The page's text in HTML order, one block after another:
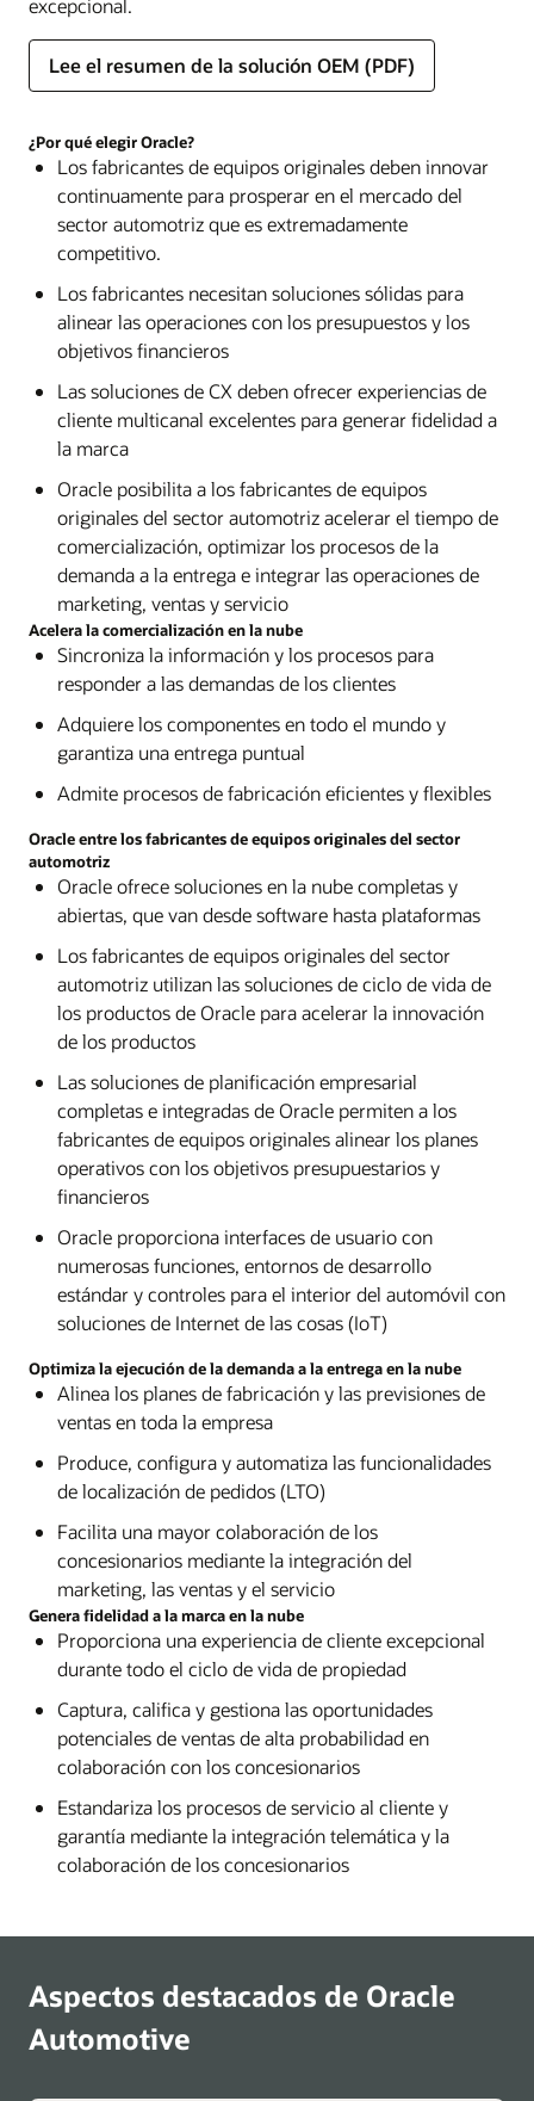
Lee el resumen de la solución OEM (PDF)
¿Por qué elegir Oracle?
Los fabricantes de equipos originales deben innovar
continuamente para prosperar en el mercado del
sector automotriz que es extremadamente
competitivo.
Los fabricantes necesitan soluciones sólidas para
alinear las operaciones con los presupuestos y los
objetivos financieros
Las soluciones de CX deben ofrecer experiencias de
cliente multicanal excelentes para generar fidelidad a
la marca
Oracle posibilita a los fabricantes de equipos
originales del sector automotriz acelerar el tiempo de
comercialización, optimizar los procesos de la
demanda a la entrega e integrar las operaciones de
marketing, ventas y servicio
Acelera la comercialización en la nube
Sincroniza la información y los procesos para
responder a las demandas de los clientes
Adquiere los componentes en todo el mundo y
garantiza una entrega puntual
Admite procesos de fabricación eficientes y flexibles
Oracle entre los fabricantes de equipos originales del sector
automotriz
Oracle ofrece soluciones en la nube completas y
abiertas, que van desde software hasta plataformas
Los fabricantes de equipos originales del sector
automotriz utilizan las soluciones de ciclo de vida de
los productos de Oracle para acelerar la innovación
de los productos
Las soluciones de planificación empresarial
completas e integradas de Oracle permiten a los
fabricantes de equipos originales alinear los planes
operativos con los objetivos presupuestarios y
financieros
Oracle proporciona interfaces de usuario con
numerosas funciones, entornos de desarrollo
estándar y controles para el interior del automóvil con
soluciones de Internet de las cosas (IoT)
Optimiza la ejecución de la demanda a la entrega en la nube
Alinea los planes de fabricación y las previsiones de
ventas en toda la empresa
Produce, configura y automatiza las funcionalidades
de localización de pedidos (LTO)
Facilita una mayor colaboración de los
concesionarios mediante la integración del
marketing, las ventas y el servicio
Genera fidelidad a la marca en la nube
Proporciona una experiencia de cliente excepcional
durante todo el ciclo de vida de propiedad
Captura, califica y gestiona las oportunidades
potenciales de ventas de alta probabilidad en
colaboración con los concesionarios
Estandariza los procesos de servicio al cliente y
garantía mediante la integración telemática y la
colaboración de los concesionarios
Aspectos destacados de Oracle
Automotive